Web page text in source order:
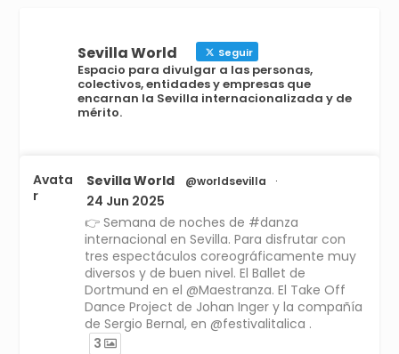
Sevilla World Seguir
Espacio para divulgar a las personas,
colectivos, entidades y empresas que
encarnan la Sevilla internacionalizada y de
mérito.
Avata
r
Sevilla World @worldsevilla ·
24 Jun 2025
👉 Semana de noches de #danza
internacional en Sevilla. Para disfrutar con
tres espectáculos coreográficamente muy
diversos y de buen nivel. El Ballet de
Dortmund en el @Maestranza. El Take Off
Dance Project de Johan Inger y la compañía
de Sergio Bernal, en @festivalitalica .
3